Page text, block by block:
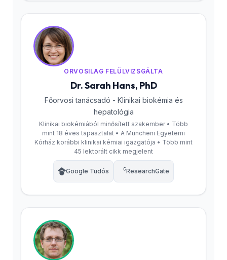
ORVOSILAG FELÜLVIZSGÁLTA
Dr. Sarah Hans, PhD
Főorvosi tanácsadó - Klinikai biokémia és
hepatológia
Klinikai biokémiából minősített szakember • Több
mint 18 éves tapasztalat • A Müncheni Egyetemi
Kórház korábbi klinikai kémiai igazgatója • Több mint
45 lektorált cikk megjelent
Google Tudós ResearchGate